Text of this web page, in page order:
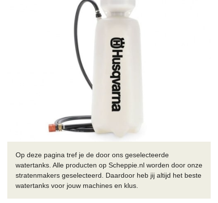
Op deze pagina tref je de door ons geselecteerde
watertanks. Alle producten op Scheppie.nl worden door onze
stratenmakers geselecteerd. Daardoor heb jij altijd het beste
watertanks voor jouw machines en klus.